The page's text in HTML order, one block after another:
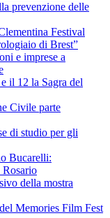
prevenzione delle
Festival
di Brest”
e imprese a
il 12 la Sagra del
Civile parte
di studio per gli
Bucarelli:
della mostra
Memories Film Fest